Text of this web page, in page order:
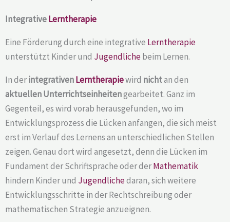
IntegrativeLerntherapie
Eine Förderung durch eine integrative Lerntherapie
unterstützt Kinder und Jugendlichebeim Lernen.
In derintegrativenLerntherapiewird nichtan den
aktuellen Unterrichtseinheitengearbeitet. Ganz im
Gegenteil, es wird vorab herausgefunden, wo im
Entwicklungsprozess die Lücken anfangen, die sich meist
erst im Verlauf des Lernens an unterschiedlichen Stellen
zeigen. Genau dort wird angesetzt, denn die Lücken im
Fundament der Schriftsprache oder derMathematik
hindern Kinder und Jugendlichedaran, sich weitere
Entwicklungsschritte in der Rechtschreibung oder
mathematischen Strategie anzueignen.